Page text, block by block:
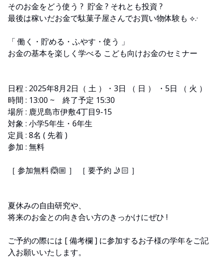
そのお金をどう使う ? 貯金 ? それとも投資 ?
最後は稼いだお金で駄菓子屋さんでお買い物体験も ⟡.·
「 働く・貯める・ふやす・使う 」
お金の基本を楽しく学べる こども向けお金のセミナー
日程 : 2025年8月2日（ 土 ）・3日 （ 日 ） ・5日 （ 火 ）
時間 : 13:00 ~ 終了予定 15:30
場所 : 鹿児島市伊敷4丁目9-15
対象 : 小学5年生・6年生
定員 : 8名 ( 先着 )
参加 : 無料
［ 参加無料 🙆🏼 ］ ［ 要予約 🤳🏻 ］
夏休みの自由研究や、
将来のお金との向き合い方のきっかけにぜひ !
ご予約の際には [ 備考欄 ] に参加するお子様の学年をご記
入お願いいたします。